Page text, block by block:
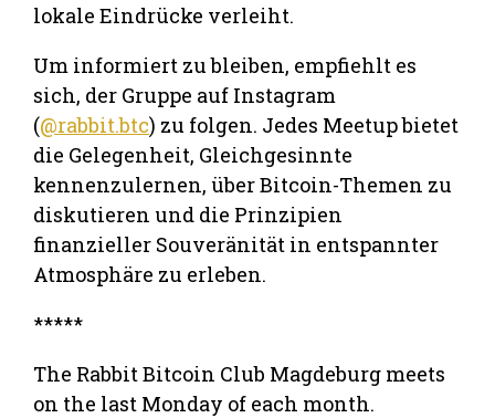
lokale Eindrücke verleiht.
Um informiert zu bleiben, empfiehlt es
sich, der Gruppe auf Instagram
(@rabbit.btc) zu folgen. Jedes Meetup bietet
die Gelegenheit, Gleichgesinnte
kennenzulernen, über Bitcoin-Themen zu
diskutieren und die Prinzipien
finanzieller Souveränität in entspannter
Atmosphäre zu erleben.
*****
The Rabbit Bitcoin Club Magdeburg meets
on the last Monday of each month.